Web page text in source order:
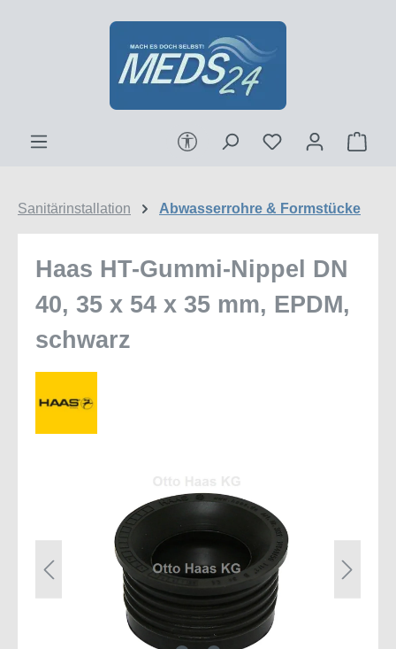
Zum Hauptinhalt springen
Werkzeugleiste anzeigen
Sanitärinstallation Abwasserrohre & Formstücke
Haas HT-Gummi-Nippel DN
40, 35 x 54 x 35 mm, EPDM,
schwarz
Bildergalerie überspringen